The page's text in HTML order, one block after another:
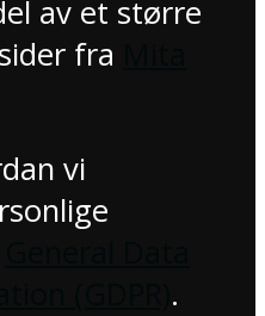
av et større
fra
vi
.